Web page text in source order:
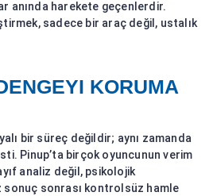
anında harekete geçenlerdir.
sadece bir araç değil, ustalık
KORUMA
bir süreç değildir; aynı zamanda
Pinup’ta birçok oyuncunun verim
analiz değil, psikolojik
sonuç sonrası kontrolsüz hamle